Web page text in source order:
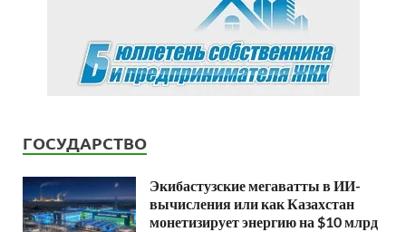
ГОСУДАРСТВО
Экибастузские мегаватты в ИИ-
вычисления или как Казахстан
монетизирует энергию на $10 млрд